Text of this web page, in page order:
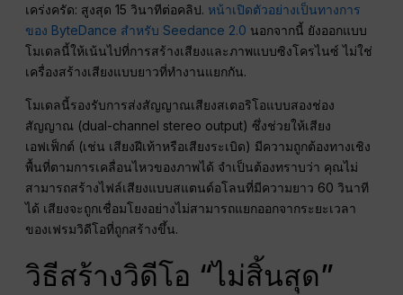
เคร่งครัด: สูงสุด 15 วินาทีต่อคลิป. หน้าเปิดตัวอย่างเป็นทางการ
ของ ByteDance สำหรับ Seedance 2.0 นอกจากนี้ ยังออกแบบ
โมเดลนี้ให้เน้นไปที่การสร้างเสียงและภาพแบบซิงโครไนซ์ ไม่ใช่
เครื่องสร้างเสียงแบบยาวที่ทำงานแยกกัน.
โมเดลนี้รองรับการส่งสัญญาณเสียงสเตอริโอแบบสองช่อง
สัญญาณ (dual-channel stereo output) ซึ่งช่วยให้เสียง
เอฟเฟ็กต์ (เช่น เสียงฝีเท้าหรือเสียงระเบิด) มีความถูกต้องทางเชิง
พื้นที่ตามการเคลื่อนไหวของภาพได้ จำเป็นต้องทราบว่า คุณไม่
สามารถสร้างไฟล์เสียงแบบสแตนด์อโลนที่มีความยาว 60 วินาที
ได้ เสียงจะถูกเชื่อมโยงอย่างไม่สามารถแยกออกจากระยะเวลา
ของเฟรมวิดีโอที่ถูกสร้างขึ้น.
วิธีสร้างวิดีโอ “ไม่สิ้นสุด”